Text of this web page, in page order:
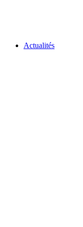
Actualités